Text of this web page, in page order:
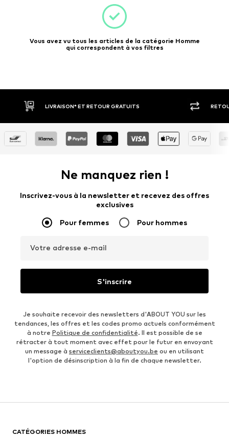
Vous avez vu tous les articles de la catégorie Homme
qui correspondent à vos filtres
LIVRAISON* ET RETOUR GRATUITS
Ne manquez rien !
Inscrivez-vous à la newsletter et recevez des offres
exclusives
Pour femmes Pour hommes
Votre adresse e-mail
S'inscrire
Je souhaite recevoir des newsletters d'ABOUT YOU sur les
tendances, les offres et les codes promo actuels conformément
à notre Politique de confidentialité. Il est possible de se
rétracter à tout moment avec effet pour le futur en envoyant
un message à serviceclients@aboutyou.be ou en utilisant
l'option de désinscription à la fin de chaque newsletter.
CATÉGORIES HOMMES